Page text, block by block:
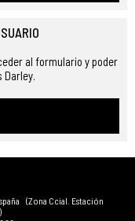
al formulario y poder
Darley.
(Zona Ccial. Estación